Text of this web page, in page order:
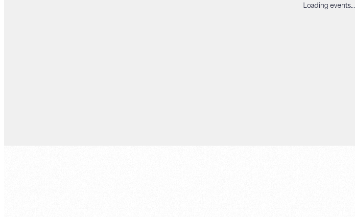
Loading events...